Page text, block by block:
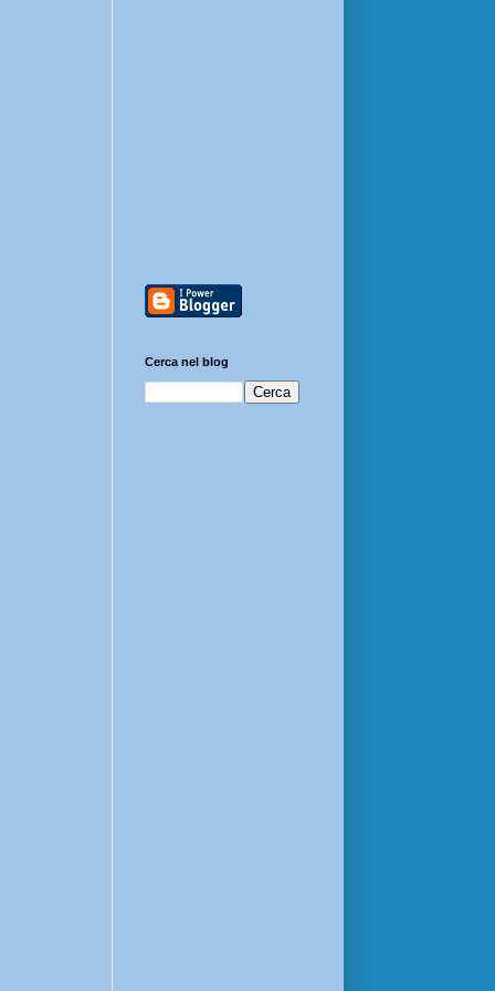
Cerca nel blog